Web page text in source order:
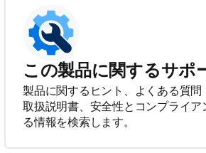
この製品に関するサポ
製品に関するヒント、よくある質問
取扱説明書、安全性とコンプライア
る情報を検索します。